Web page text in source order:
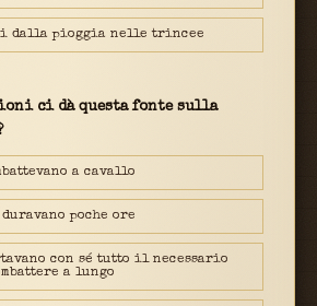
dalla pioggia nelle trincee
ci dà questa fonte sulla
a cavallo
poche ore
con sé tutto il necessario
a lungo